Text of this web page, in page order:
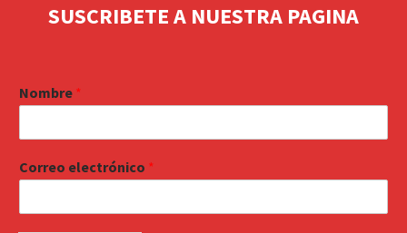
SUSCRIBETE A NUESTRA PAGINA
Nombre *
Correo electrónico *